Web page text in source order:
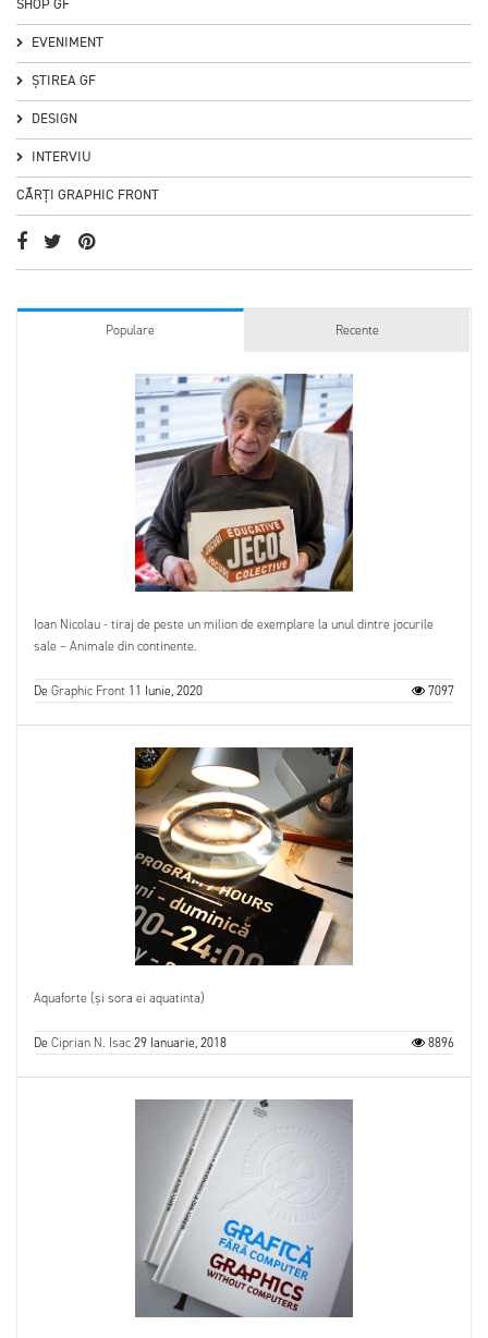
EVENIMENT
ȘTIREA GF
DESIGN
INTERVIU
CĂRȚI GRAPHIC FRONT
Populare Recente
Ioan Nicolau - tiraj de peste un milion de exemplare la unul dintre jocurile
sale – Animale din continente.
DeGraphic Front 11 Iunie, 2020 7097
Aquaforte (și sora ei aquatinta)
DeCiprian N. Isac29 Ianuarie, 2018 8896